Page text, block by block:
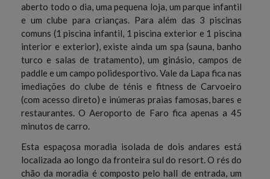
aberto todo o dia, uma pequena loja, um parque infantil
e um clube para crianças. Para além das 3 piscinas
comuns (1 piscina infantil, 1 piscina exterior e 1 piscina
interior e exterior), existe ainda um spa (sauna, banho
turco e salas de tratamento), um ginásio, campos de
paddle e um campo polidesportivo. Vale da Lapa fica nas
imediações do clube de ténis e fitness de Carvoeiro
(com acesso direto) e inúmeras praias famosas, bares e
restaurantes. O Aeroporto de Faro fica apenas a 45
minutos de carro.
Esta espaçosa moradia isolada de dois andares está
localizada ao longo da fronteira sul do resort. O rés do
chão da moradia é composto pelo hall de entrada, um